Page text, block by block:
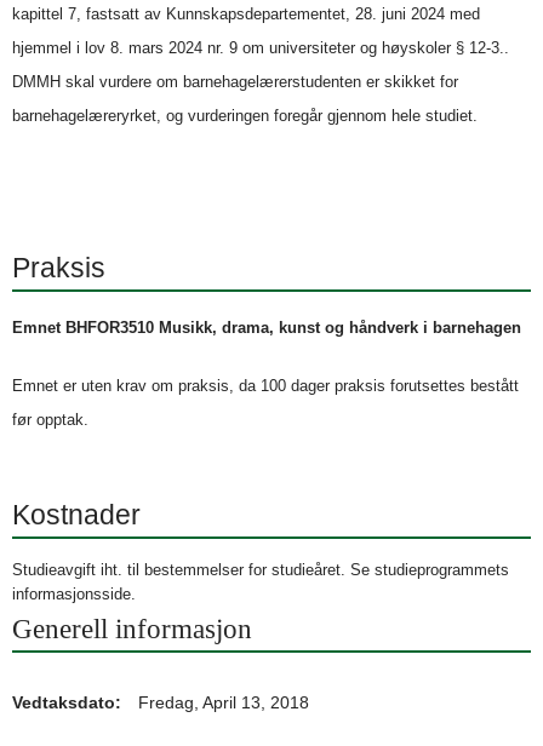
kapittel 7, fastsatt av Kunnskapsdepartementet, 28. juni 2024 med
hjemmel i lov 8. mars 2024 nr. 9 om universiteter og høyskoler § 12-3..
DMMH skal vurdere om barnehagelærerstudenten er skikket for
barnehagelæreryrket, og vurderingen foregår gjennom hele studiet.
Praksis
Emnet BHFOR3510 Musikk, drama, kunst og håndverk i barnehagen
Emnet er uten krav om praksis, da 100 dager praksis forutsettes bestått
før opptak.
Kostnader
Studieavgift iht. til bestemmelser for studieåret. Se studieprogrammets
informasjonsside.
Generell informasjon
Vedtaksdato Fredag, April 13, 2018